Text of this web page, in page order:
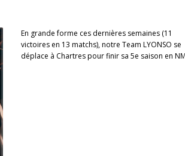
En grande forme ces dernières semaines (11
victoires en 13 matchs), notre Team LYONSO se
déplace à Chartres pour finir sa 5e saison en